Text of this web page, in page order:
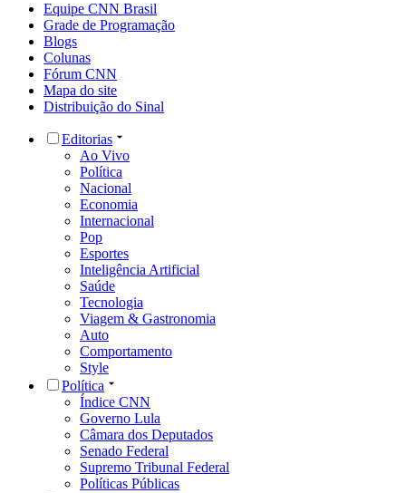
Equipe CNN Brasil
Grade de Programação
Blogs
Colunas
Fórum CNN
Mapa do site
Distribuição do Sinal
Editorias
Ao Vivo
Política
Nacional
Economia
Internacional
Pop
Esportes
Inteligência Artificial
Saúde
Tecnologia
Viagem & Gastronomia
Auto
Comportamento
Style
Política
Índice CNN
Governo Lula
Câmara dos Deputados
Senado Federal
Supremo Tribunal Federal
Políticas Públicas